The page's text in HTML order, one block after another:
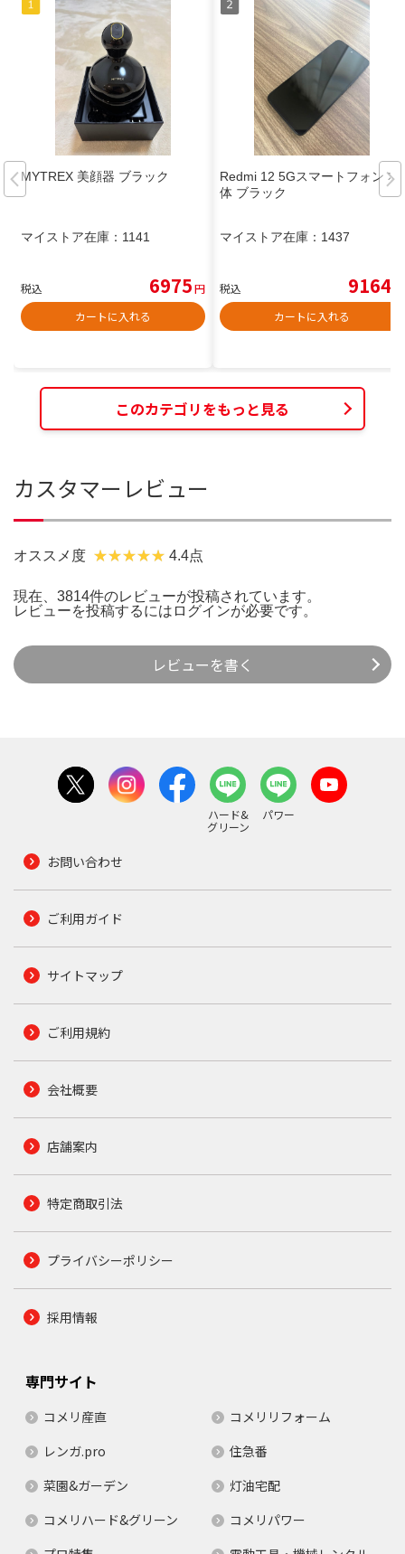
MYTREX 美顔器 ブラック
マイストア在庫： 1141
税込 6975円
カートに入れる
Redmi 12 5Gスマートフォン 本
体 ブラック
マイストア在庫： 1437
税込 9164
カートに入れる
このカテゴリをもっと見る
カスタマーレビュー
オススメ度 4.4点
現在、3814件のレビューが投稿されています。
レビューを投稿するには ログインが必要です。
レビューを書く
ハード&
グリーン
パワー
お問い合わせ
ご利用ガイド
サイトマップ
ご利用規約
会社概要
店舗案内
特定商取引法
プライバシーポリシー
採用情報
専門サイト
コメリ産直
コメリリフォーム
レンガ.pro
住急番
菜園&ガーデン
灯油宅配
コメリハード&グリーン
コメリパワー